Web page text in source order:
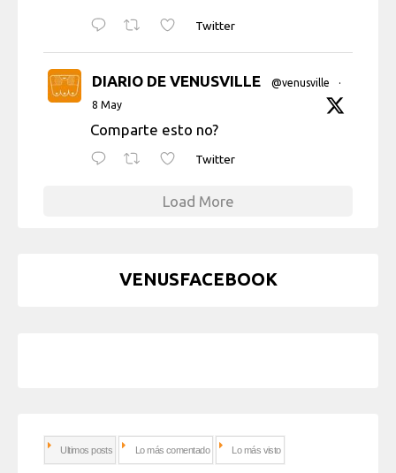
Twitter
DIARIO DE VENUSVILLE @venusville
·
8 May
Comparte esto no?
Twitter
Load More
VENUSFACEBOOK
Ultimos posts Lo más comentado Lo más visto